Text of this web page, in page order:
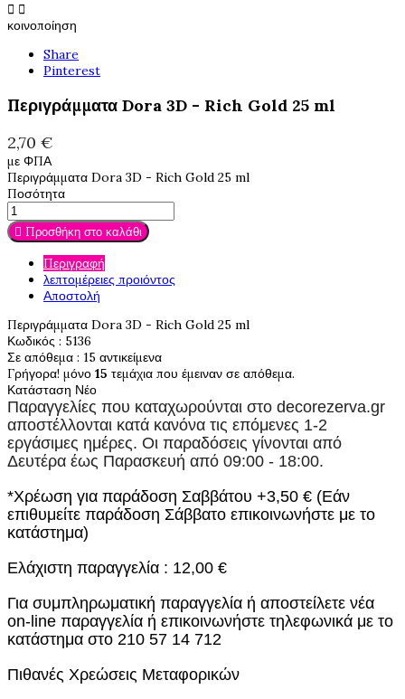
 
κοινοποίηση
Share
Pinterest
Περιγράμματα Dora 3D - Rich Gold 25 ml
2,70 €
με ΦΠΑ
Περιγράμματα Dora 3D - Rich Gold 25 ml
Ποσότητα
 Προσθήκη στο καλάθι
Περιγραφή
λεπτομέρειες προιόντος
Αποστολή
Περιγράμματα Dora 3D - Rich Gold 25 ml
Κωδικός : 5136
Σε απόθεμα : 15 αντικείμενα
Γρήγορα! μόνο 15 τεμάχια που έμειναν σε απόθεμα.
Κατάσταση Νέο
Παραγγελίες που καταχωρούνται στο decorezerva.gr
αποστέλλονται κατά κανόνα τις επόμενες 1-2
εργάσιμες ημέρες. Οι παραδόσεις γίνονται από
Δευτέρα έως Παρασκευή από 09:00 - 18:00.
*Χρέωση για παράδοση Σαββάτου +3,50 € (Εάν
επιθυμείτε παράδοση Σάββατο επικοινωνήστε με το
κατάστημα)
Ελάχιστη παραγγελία : 12,00 €
Για συμπληρωματική παραγγελία ή αποστείλετε νέα
on-line παραγγελία ή επικοινωνήστε τηλεφωνικά με το
κατάστημα στο 210 57 14 712
Πιθανές Χρεώσεις Μεταφορικών